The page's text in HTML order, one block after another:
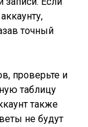
точный
проверьте и
таблицу
также
не будут